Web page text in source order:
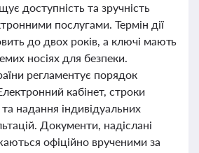
доступність та зручність
послугами. Термін дії
до двох років, а ключі мають
носіях для безпеки.
регламентує порядок
кабінет, строки
надання індивідуальних
Документи, надіслані
офіційно врученими за